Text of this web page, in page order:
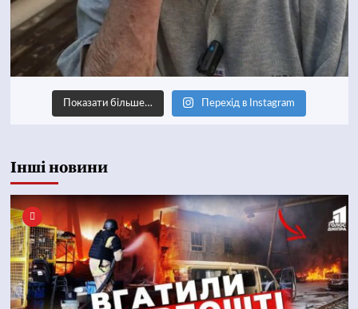
Показати більше… Перехід в Instagram
Інші новини